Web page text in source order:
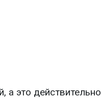
а это действительно